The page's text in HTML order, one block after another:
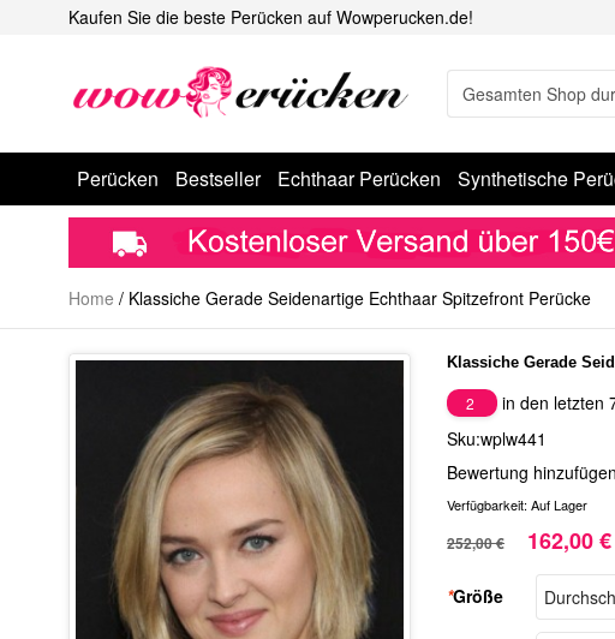
Kaufen Sie die beste Perücken auf Wowperucken.de!
Perücken Bestseller Echthaar Perücken Synthetische
Home / Klassiche Gerade Seidenartige Echthaar Spitzefront Perücke
Klassiche Gerade
2
in den letzten
Sku:wplw441
Bewertung hinzufügen
Verfügbarkeit: Auf Lager
252,00 € 162,00 €
*Größe